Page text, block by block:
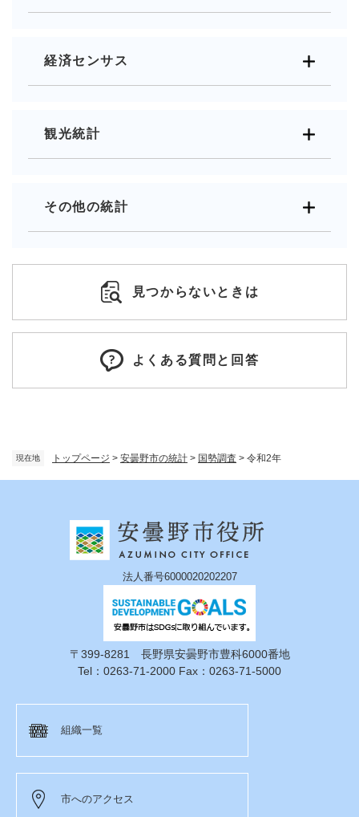
現在地 トップページ > 安曇野市の統計 > 国勢調査 > 令和2年
経済センサス
観光統計
その他の統計
見つからないときは
よくある質問と回答
法人番号6000020202207
〒399-8281 長野県安曇野市豊科6000番地
Tel：0263-71-2000 Fax：0263-71-5000
組織一覧
市へのアクセス